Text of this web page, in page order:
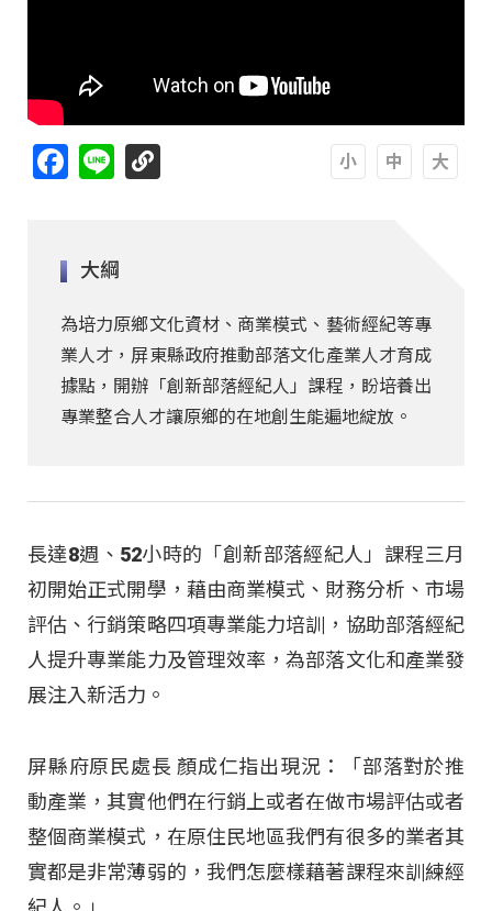
Facebook
Line
大綱
為培力原鄉文化資材、商業模式、藝術經紀等專
業人才，屏東縣政府推動部落文化產業人才育成
據點，開辦「創新部落經紀人」課程，盼培養出
專業整合人才讓原鄉的在地創生能遍地綻放。
長達8週、52小時的「創新部落經紀人」課程三月
初開始正式開學，藉由商業模式、財務分析、市場
評估、行銷策略四項專業能力培訓，協助部落經紀
人提升專業能力及管理效率，為部落文化和產業發
展注入新活力。
屏縣府原民處長 顏成仁指出現況：「部落對於推
動產業，其實他們在行銷上或者在做市場評估或者
整個商業模式，在原住民地區我們有很多的業者其
實都是非常薄弱的，我們怎麼樣藉著課程來訓練經